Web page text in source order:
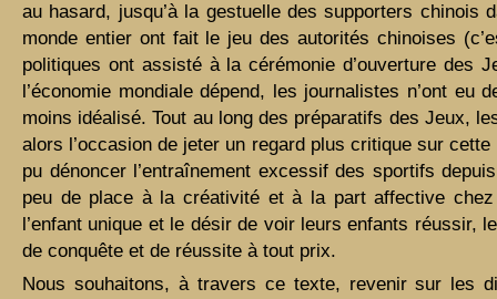
au hasard, jusqu’à la gestuelle des supporters chinois
monde entier ont fait le jeu des autorités chinoises
politiques ont assisté à la cérémonie d’ouverture des
l’économie mondiale dépend, les journalistes n’ont
moins idéalisé. Tout au long des préparatifs des Jeux,
alors l’occasion de jeter un regard plus critique sur
pu dénoncer l’entraînement excessif des sportifs
peu de place à la créativité et à la part affective
l’enfant unique et le désir de voir leurs enfants réussir,
de conquête et de réussite à tout prix.
Nous souhaitons, à travers ce texte, revenir sur les